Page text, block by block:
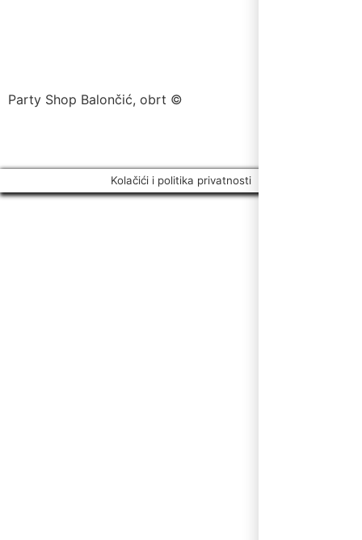
Party Shop Balončić, obrt ©
Kolačići i politika privatnosti